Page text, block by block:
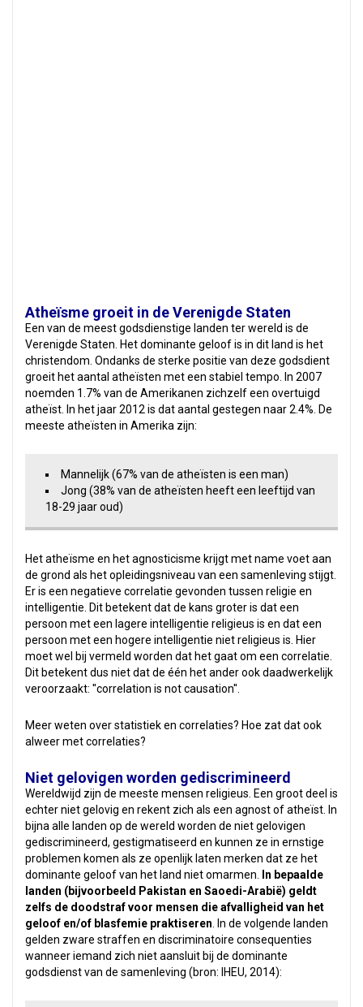
Atheïsme groeit in de Verenigde Staten
Een van de meest godsdienstige landen ter wereld is de
Verenigde Staten. Het dominante geloof is in dit land is het
christendom. Ondanks de sterke positie van deze godsdient
groeit het aantal atheïsten met een stabiel tempo. In 2007
noemden 1.7% van de Amerikanen zichzelf een overtuigd
atheïst. In het jaar 2012 is dat aantal gestegen naar 2.4%. De
meeste atheïsten in Amerika zijn:
Mannelijk (67% van de atheïsten is een man)
Jong (38% van de atheïsten heeft een leeftijd van
18-29 jaar oud)
Het atheïsme en het agnosticisme krijgt met name voet aan
de grond als het opleidingsniveau van een samenleving stijgt.
Er is een negatieve correlatie gevonden tussen religie en
intelligentie. Dit betekent dat de kans groter is dat een
persoon met een lagere intelligentie religieus is en dat een
persoon met een hogere intelligentie niet religieus is. Hier
moet wel bij vermeld worden dat het gaat om een correlatie.
Dit betekent dus niet dat de één het ander ook daadwerkelijk
veroorzaakt: ''correlation is not causation''.
Meer weten over statistiek en correlaties? Hoe zat dat ook
alweer met correlaties?
Niet gelovigen worden gediscrimineerd
Wereldwijd zijn de meeste mensen religieus. Een groot deel is
echter niet gelovig en rekent zich als een agnost of atheïst. In
bijna alle landen op de wereld worden de niet gelovigen
gediscrimineerd, gestigmatiseerd en kunnen ze in ernstige
problemen komen als ze openlijk laten merken dat ze het
dominante geloof van het land niet omarmen.
In bepaalde
landen (bijvoorbeeld Pakistan en Saoedi-Arabië) geldt
zelfs de doodstraf voor mensen die afvalligheid van het
geloof en/of blasfemie praktiseren . In de volgende landen
gelden zware straffen en discriminatoire consequenties
wanneer iemand zich niet aansluit bij de dominante
godsdienst van de samenleving (bron: IHEU, 2014):